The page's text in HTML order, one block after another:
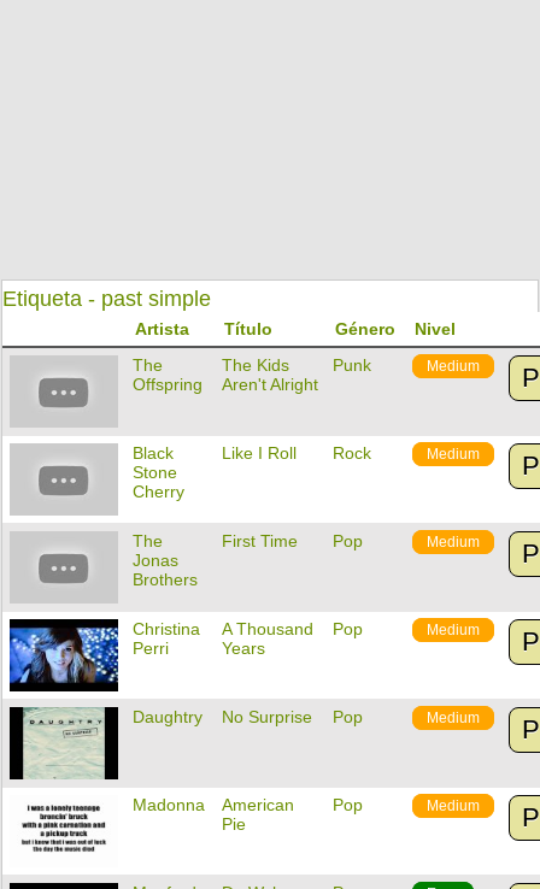
Etiqueta - past simple
Artista Título Género
Nivel
The
Offspring
The Kids
Aren't Alright
Punk Medium
Black
Stone
Cherry
Like I Roll Rock Medium
The
Jonas
Brothers
First Time Pop Medium
Christina
Perri
A Thousand
Years
Pop Medium
Daughtry No Surprise Pop Medium
Madonna
American
Pie
Pop Medium